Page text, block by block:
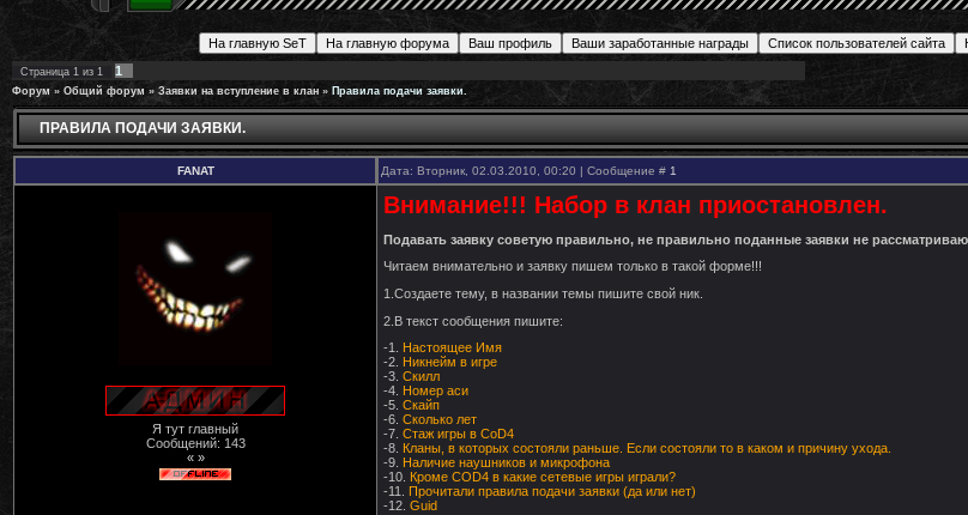
Страница 1 из 1 1
Форум » Общий форум » Заявки на вступление в клан » Правила подачи заявки.
ПРАВИЛА ПОДАЧИ ЗАЯВКИ.
FANAT Дата: Вторник, 02.03.2010, 00:20 | Сообщение # 1
Я тут главный
Сообщений: 143
« »
Внимание!!! Набор в клан приостановлен.
Подавать заявку советую правильно, не правильно поданные заявки не
Читаем внимательно и заявку пишем только в такой форме!!!
1.Создаете тему, в названии темы пишите свой ник.
2.В текст сообщения пишите:
-1.
Настоящее Имя
-2.
Никнейм в игре
-3. Скилл
-4.
Номер аси
-5. Скайп
-6. Сколько лет
-7. Стаж игры в CoD4
-8.
Кланы, в которых состояли раньше. Если состояли то в каком и причину ухода.
-9.
Наличие наушников и микрофона
-10.
Кроме COD4 в какие сетевые игры играли?
-11.
Прочитали правила подачи заявки (да или нет)
-12. Guid